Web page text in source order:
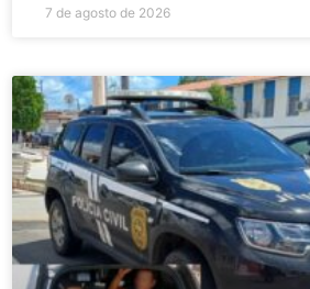
7 de agosto de 2026